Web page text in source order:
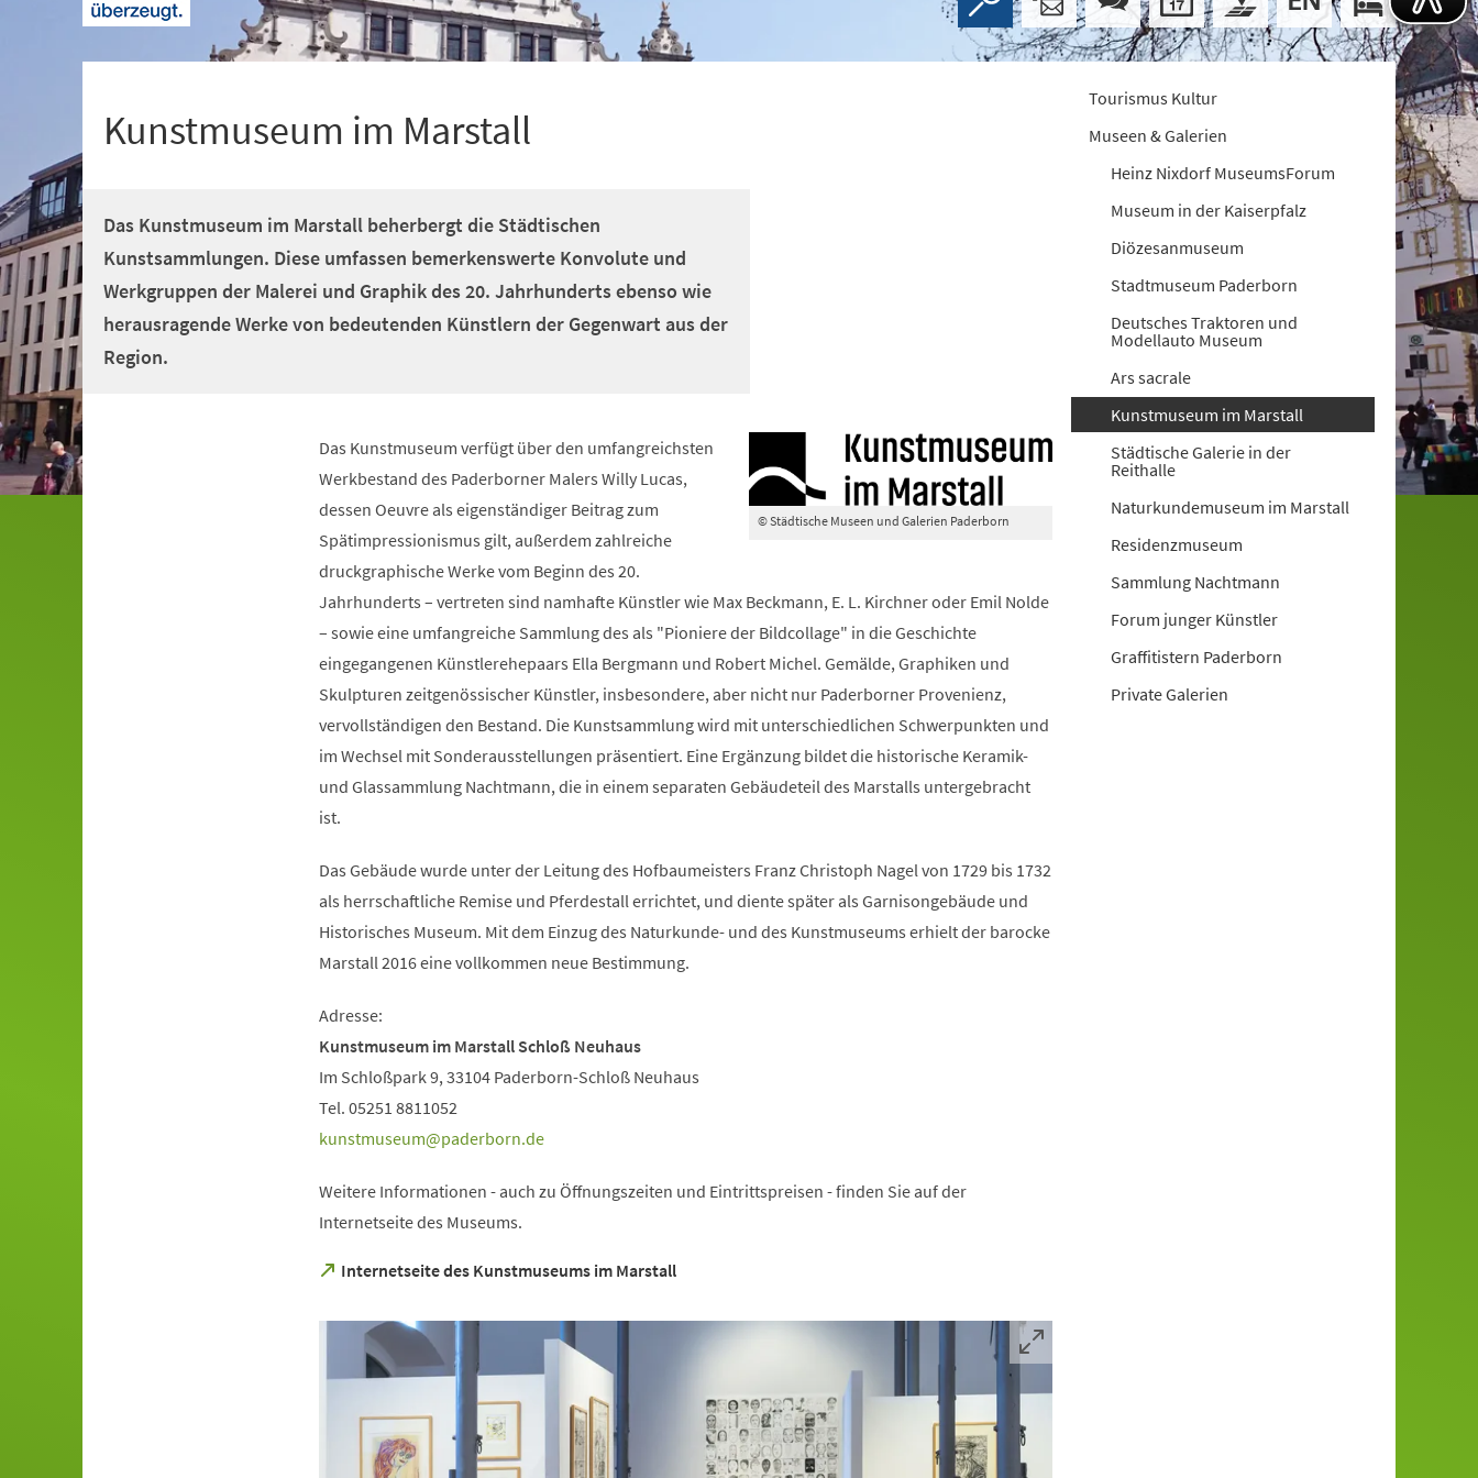
Kunstmuseum im Marstall
Das Kunstmuseum im Marstall beherbergt die Städtischen
Kunstsammlungen. Diese umfassen bemerkenswerte Konvolute und
Werkgruppen der Malerei und Graphik des 20. Jahrhunderts ebenso wie
herausragende Werke von bedeutenden Künstlern der Gegenwart aus der
Region.
© Städtische Museen und Galerien Paderborn
Das Kunstmuseum verfügt über den umfangreichsten
Werkbestand des Paderborner Malers Willy Lucas,
dessen Oeuvre als eigenständiger Beitrag zum
Spätimpressionismus gilt, außerdem zahlreiche
druckgraphische Werke vom Beginn des 20.
Jahrhunderts – vertreten sind namhafte Künstler wie Max Beckmann, E. L. Kirchner oder Emil Nolde
– sowie eine umfangreiche Sammlung des als "Pioniere der Bildcollage" in die Geschichte
eingegangenen Künstlerehepaars Ella Bergmann und Robert Michel. Gemälde, Graphiken und
Skulpturen zeitgenössischer Künstler, insbesondere, aber nicht nur Paderborner Provenienz,
vervollständigen den Bestand. Die Kunstsammlung wird mit unterschiedlichen Schwerpunkten und
im Wechsel mit Sonderausstellungen präsentiert. Eine Ergänzung bildet die historische Keramik-
und Glassammlung Nachtmann, die in einem separaten Gebäudeteil des Marstalls untergebracht
ist.
Das Gebäude wurde unter der Leitung des Hofbaumeisters Franz Christoph Nagel von 1729 bis 1732
als herrschaftliche Remise und Pferdestall errichtet, und diente später als Garnisongebäude und
Historisches Museum. Mit dem Einzug des Naturkunde- und des Kunstmuseums erhielt der barocke
Marstall 2016 eine vollkommen neue Bestimmung.
Adresse:
Kunstmuseum im Marstall Schloß Neuhaus
Im Schloßpark 9, 33104 Paderborn-Schloß Neuhaus
Tel. 05251 8811052
kunstmuseum
paderborn de
Weitere Informationen - auch zu Öffnungszeiten und Eintrittspreisen - finden Sie auf der
Internetseite des Museums.
Internetseite des Kunstmuseums im Marstall
(Öffnet
neuen
Tourismus Kultur
Museen & Galerien
Heinz Nixdorf MuseumsForum
Museum in der Kaiserpfalz
Diözesanmuseum
Stadtmuseum Paderborn
Deutsches Traktoren und
Modellauto Museum
Ars sacrale
Kunstmuseum im Marstall
Städtische Galerie in der
Reithalle
Naturkundemuseum im Marstall
Residenzmuseum
Sammlung Nachtmann
Forum junger Künstler
Graffitistern Paderborn
Private Galerien